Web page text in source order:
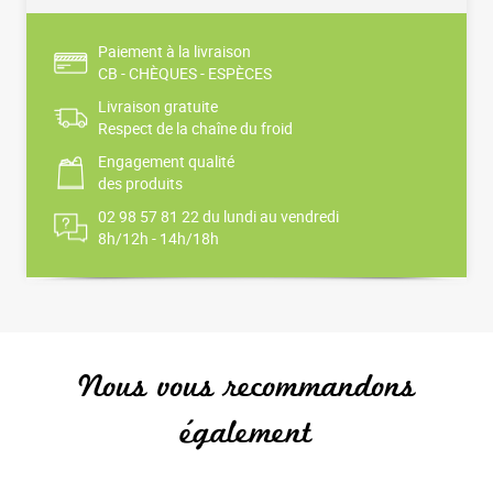
Paiement à la livraison
CB - CHÈQUES - ESPÈCES
Livraison gratuite
Respect de la chaîne du froid
Engagement qualité
des produits
02 98 57 81 22 du lundi au vendredi
8h/12h - 14h/18h
Nous vous recommandons
également